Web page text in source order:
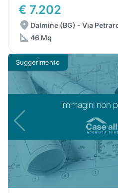
€ 7.202
Dalmine (BG) - Via
46 Mq
Suggerimento